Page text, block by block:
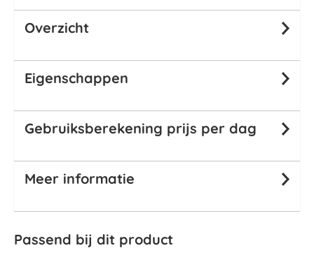
Overzicht
Eigenschappen
Gebruiksberekening prijs per dag
Meer informatie
Passend bij dit product